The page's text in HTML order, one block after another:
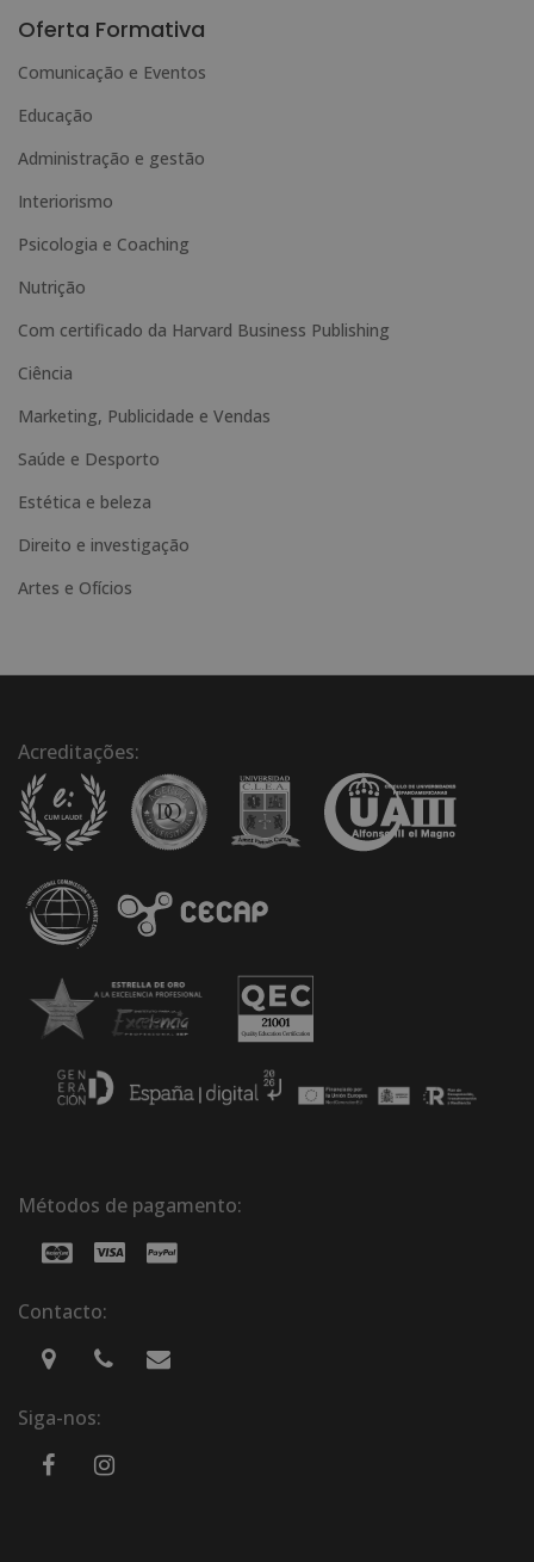
e
r
n
i
v
e
Oferta Formativa
Comunicação e Eventos
Educação
Administração e gestão
Interiorismo
Psicologia e Coaching
Nutrição
Com certificado da Harvard Business Publishing
Ciência
Marketing, Publicidade e Vendas
Saúde e Desporto
Estética e beleza
Direito e investigação
Artes e Ofícios
Acreditações:
Métodos de pagamento:
Contacto:
Siga-nos: